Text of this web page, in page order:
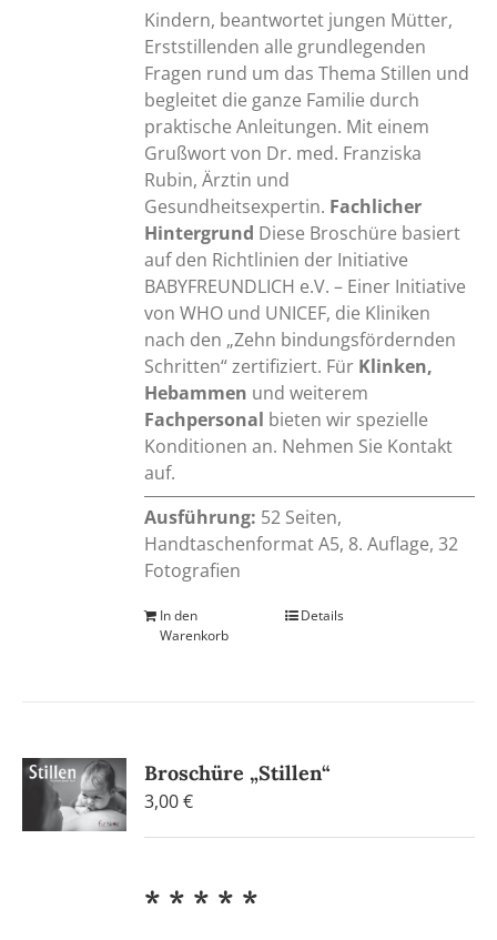
Kindern, beantwortet jungen Mütter,
Erststillenden alle grundlegenden
Fragen rund um das Thema Stillen und
begleitet die ganze Familie durch
praktische Anleitungen. Mit einem
Grußwort von Dr. med. Franziska
Rubin, Ärztin und
Gesundheitsexpertin. Fachlicher
Hintergrund Diese Broschüre basiert
auf den Richtlinien der Initiative
BABYFREUNDLICH e.V. – Einer Initiative
von WHO und UNICEF, die Kliniken
nach den „Zehn bindungsfördernden
Schritten“ zertifiziert. Für Klinken,
Hebammen und weiterem
Fachpersonal bieten wir spezielle
Konditionen an. Nehmen Sie Kontakt
auf.
Ausführung: 52 Seiten,
Handtaschenformat A5, 8. Auflage, 32
Fotografien
In den
Warenkorb
Details
Broschüre „Stillen“
3,00€
* * * * *